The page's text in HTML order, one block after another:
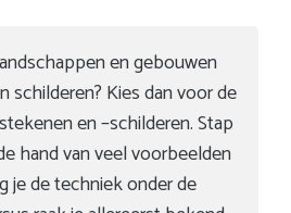
en gebouwen
schilderen? Kies dan voor de
en –schilderen. Stap
hand van veel voorbeelden
je de techniek onder de